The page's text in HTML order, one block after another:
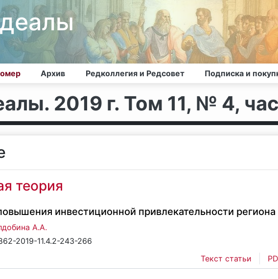
Архив Редколлегия и Редсовет Подписка и
2019 г. Том 11, № 4,
теория
инвестиционной привлекательности региона
А.А.
2019-11.4.2-243-266
Текст статьи